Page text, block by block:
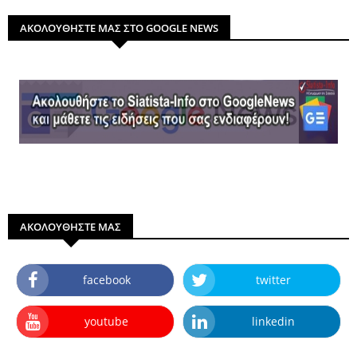
ΑΚΟΛΟΥΘΗΣΤΕ ΜΑΣ ΣΤΟ GOOGLE NEWS
ΑΚΟΛΟΥΘΗΣΤΕ ΜΑΣ
facebook twitter
youtube linkedin